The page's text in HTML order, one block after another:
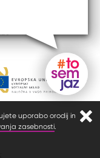
uporabo orodij in
zasebnosti.
Gumb